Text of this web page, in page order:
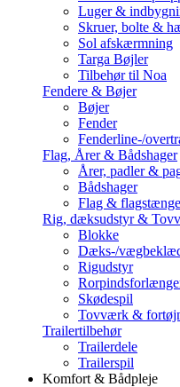
Luger &
Skruer, bolte &
Sol afskærmning
Targa Bøjler
Tilbehør til Noa
Fendere & Bøjer
Bøjer
Fender
Fenderline-/
Flag, Årer & Bådshager
Årer, padler &
Bådshager
Flag &
Rig, dæksudstyr &
Blokke
Dæks-/
Rigudstyr
Skødespil
Tovværk &
Trailertilbehør
Trailerdele
Trailerspil
Komfort & Bådpleje